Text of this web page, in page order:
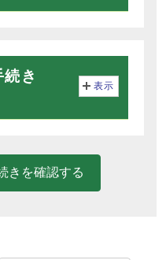
き
表示
きを確認する